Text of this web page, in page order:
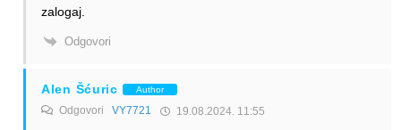
zalogaj.
Odgovori
Alen Šćuric Author
Odgovori VY7721 19.08.2024. 11:55